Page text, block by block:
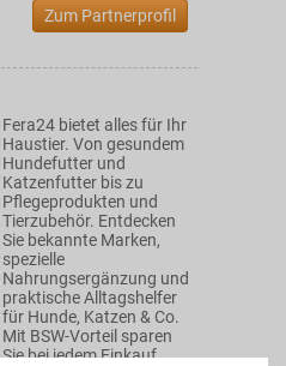
Zum Partnerprofil
Fera24 bietet alles für Ihr
Haustier. Von gesundem
Hundefutter und
Katzenfutter bis zu
Pflegeprodukten und
Tierzubehör. Entdecken
Sie bekannte Marken,
spezielle
Nahrungsergänzung und
praktische Alltagshelfer
für Hunde, Katzen & Co.
Mit BSW-Vorteil sparen
Sie bei jedem Einkauf.